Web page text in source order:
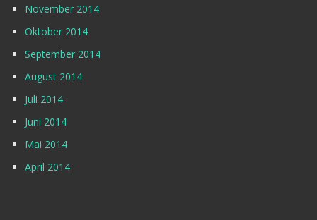
November 2014
Oktober 2014
September 2014
August 2014
Juli 2014
Juni 2014
Mai 2014
April 2014